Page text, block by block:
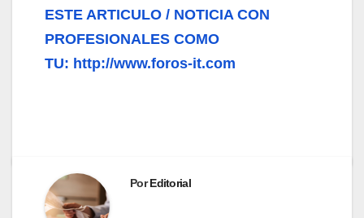
ESTE ARTICULO / NOTICIA CON
PROFESIONALES COMO
TU: http://www.foros-it.com
PorEditorial